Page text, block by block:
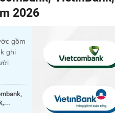
2026
gồm
ghi